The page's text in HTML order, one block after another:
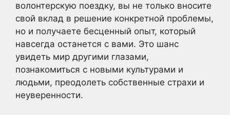
волонтерскую поездку, вы не только вносите
свой вклад в решение конкретной проблемы,
но и получаете бесценный опыт, который
навсегда останется с вами. Это шанс
увидеть мир другими глазами,
познакомиться с новыми культурами и
людьми, преодолеть собственные страхи и
неуверенности.